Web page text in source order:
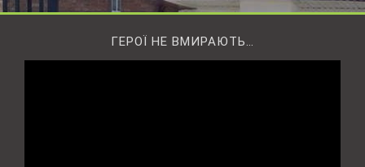
ГЕРОЇ НЕ ВМИРАЮТЬ…